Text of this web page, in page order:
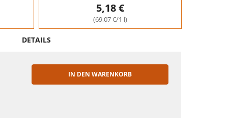
5,18 €
(69,07 €/1 l)
DETAILS
IN DEN WARENKORB